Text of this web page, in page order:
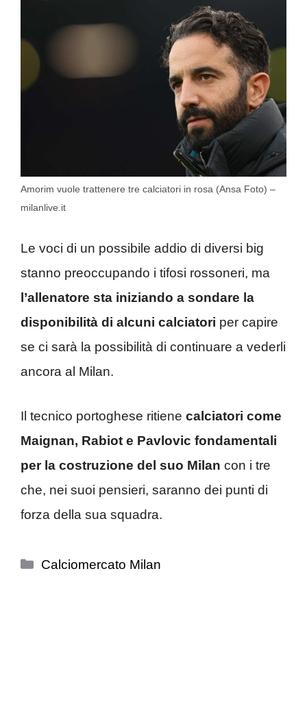
Amorim vuole trattenere tre calciatori in rosa (Ansa Foto) –
milanlive.it
Le voci di un possibile addio di diversi big
stanno preoccupando i tifosi rossoneri, ma
l’allenatore sta iniziando a sondare la
disponibilità di alcuni calciatori per capire
se ci sarà la possibilità di continuare a vederli
ancora al Milan.
Il tecnico portoghese ritiene calciatori come
Maignan, Rabiot e Pavlovic fondamentali
per la costruzione del suo Milan con i tre
che, nei suoi pensieri, saranno dei punti di
forza della sua squadra.
Categorie
Calciomercato Milan